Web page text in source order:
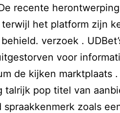
recente
het platform zijn
verzoek .
voor
de kijken marktplaats
talrijk pop titel van
zoals